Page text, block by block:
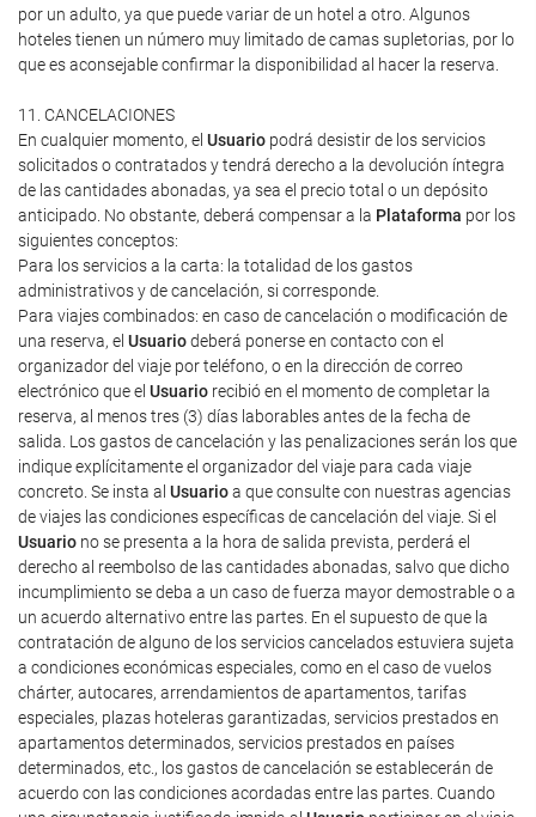
por un adulto, ya que puede variar de un hotel a otro. Algunos
hoteles tienen un número muy limitado de camas supletorias, por lo
que es aconsejable confirmar la disponibilidad al hacer la reserva.
11. CANCELACIONES
En cualquier momento, el Usuario podrá desistir de los servicios
solicitados o contratados y tendrá derecho a la devolución íntegra
de las cantidades abonadas, ya sea el precio total o un depósito
anticipado. No obstante, deberá compensar a la Plataforma por los
siguientes conceptos:
Para los servicios a la carta: la totalidad de los gastos
administrativos y de cancelación, si corresponde.
Para viajes combinados: en caso de cancelación o modificación de
una reserva, el Usuariodeberá ponerse en contacto con el
organizador del viaje por teléfono, o en la dirección de correo
electrónico que el Usuario recibió en el momento de completar la
reserva, al menos tres (3) días laborables antes de la fecha de
salida. Los gastos de cancelación y las penalizaciones serán los que
indique explícitamente el organizador del viaje para cada viaje
concreto. Se insta al Usuarioa que consulte con nuestras agencias
de viajes las condiciones específicas de cancelación del viaje. Si el
Usuario no se presenta a la hora de salida prevista, perderá el
derecho al reembolso de las cantidades abonadas, salvo que dicho
incumplimiento se deba a un caso de fuerza mayor demostrable o a
un acuerdo alternativo entre las partes. En el supuesto de que la
contratación de alguno de los servicios cancelados estuviera sujeta
a condiciones económicas especiales, como en el caso de vuelos
chárter, autocares, arrendamientos de apartamentos, tarifas
especiales, plazas hoteleras garantizadas, servicios prestados en
apartamentos determinados, servicios prestados en países
determinados, etc., los gastos de cancelación se establecerán de
acuerdo con las condiciones acordadas entre las partes. Cuando